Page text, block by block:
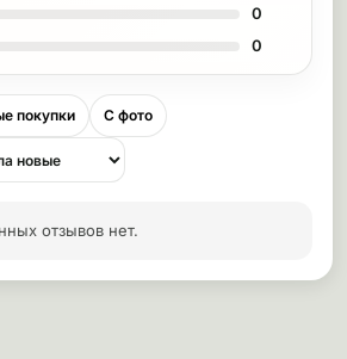
0
0
покупки С фото
отзывов нет.